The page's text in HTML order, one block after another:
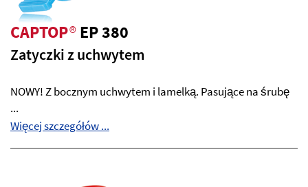
CAPTOP®EP 380
Zatyczki z uchwytem
NOWY! Z bocznym uchwytem i lamelką. Pasujące na śrubę
...
Więcej szczegółów ...